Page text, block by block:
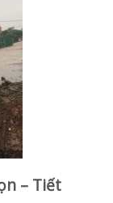
– Tiết